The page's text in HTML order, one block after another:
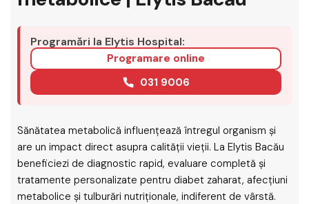
Programări la Elytis Hospital:
Programare online
031 9006
Sănătatea metabolică influențează întregul organism și
are un impact direct asupra calității vieții. La Elytis Bacău
beneficiezi de diagnostic rapid, evaluare completă și
tratamente personalizate pentru diabet zaharat, afecțiuni
metabolice și tulburări nutriționale, indiferent de vârstă.